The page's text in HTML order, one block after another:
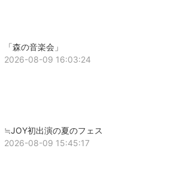
「森の音楽会」
2026-08-09 16:03:24
≒JOY初出演の夏のフェス
2026-08-09 15:45:17